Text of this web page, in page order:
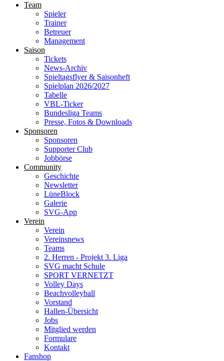
Team
Spieler
Trainer
Betreuer
Management
Saison
Tickets
News-Archiv
Spieltagsflyer & Saisonheft
Spielplan 2026/2027
Tabelle
VBL-Ticker
Bundesliga Teams
Presse, Fotos & Downloads
Sponsoren
Sponsoren
Supporter Club
Jobbörse
Community
Geschichte
Newsletter
LüneBlock
Galerie
SVG-App
Verein
Verein
Vereinsnews
Teams
2. Herren - Projekt 3. Liga
SVG macht Schule
SPORT VERNETZT
Volley Days
Beachvolleyball
Vorstand
Hallen-Übersicht
Jobs
Mitglied werden
Formulare
Kontakt
Fanshop